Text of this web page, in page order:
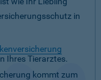
in
Ihres Tierarztes.
kommt zum